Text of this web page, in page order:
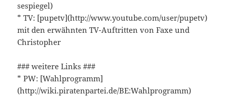
sespiegel)
* TV: [pupetv](http://www.youtube.com/user/pupetv)
mit den erwähnten TV-Auftritten von Faxe und
Christopher
### weitere Links ###
* PW: [Wahlprogramm]
(http://wiki.piratenpartei.de/BE:Wahlprogramm)